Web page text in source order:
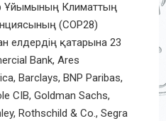
Ұйымының Климаттың
(COP28)
елдердің қатарына 23
Bank, Ares
Barclays, BNP Paribas,
CIB, Goldman Sachs,
Rothschild & Co., Segra